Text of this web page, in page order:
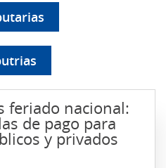
feriado nacional:
de pago para
y privados